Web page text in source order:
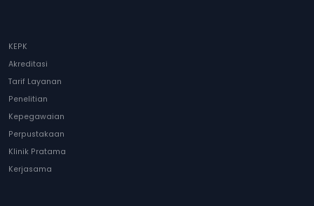
KEPK
Akreditasi
Tarif Layanan
Penelitian
Kepegawaian
Perpustakaan
Klinik Pratama
Kerjasama